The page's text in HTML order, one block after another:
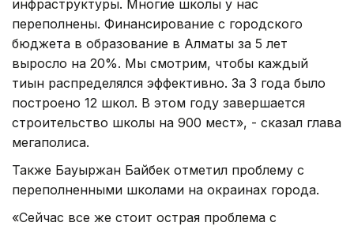
инфраструктуры. Многие школы у нас
переполнены. Финансирование с городского
бюджета в образование в Алматы за 5 лет
выросло на 20%. Мы смотрим, чтобы каждый
тиын распределялся эффективно. За 3 года было
построено 12 школ. В этом году завершается
строительство школы на 900 мест», - сказал глава
мегаполиса.
Также Бауыржан Байбек отметил проблему с
переполненными школами на окраинах города.
«Сейчас все же стоит острая проблема с